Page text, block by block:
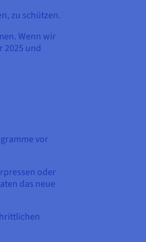
zu schützen.
Wenn wir
2025 und
vor
oder
das neue